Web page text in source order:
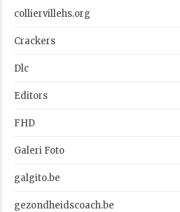
colliervillehs.org
Crackers
Dlc
Editors
FHD
Galeri Foto
galgito.be
gezondheidscoach.be